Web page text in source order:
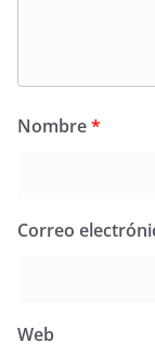
Nombre*
Correo
Web